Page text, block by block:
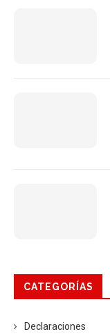
CATEGORÍAS
Declaraciones